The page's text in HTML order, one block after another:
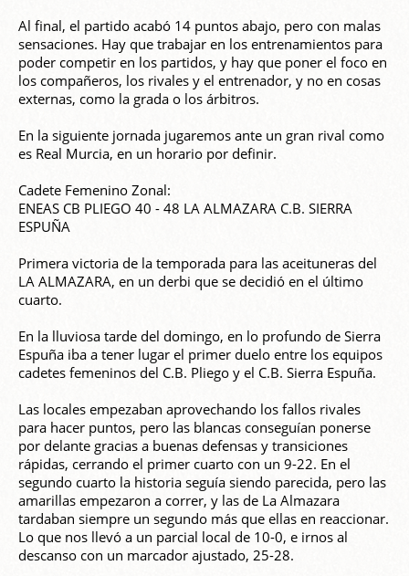
Al final, el partido acabó 14 puntos abajo, pero con malas
sensaciones. Hay que trabajar en los entrenamientos para
poder competir en los partidos, y hay que poner el foco en
los compañeros, los rivales y el entrenador, y no en cosas
externas, como la grada o los árbitros.
En la siguiente jornada jugaremos ante un gran rival como
es Real Murcia, en un horario por definir.
Cadete Femenino Zonal:
ENEAS CB PLIEGO 40 - 48 LA ALMAZARA C.B. SIERRA
ESPUÑA
Primera victoria de la temporada para las aceituneras del
LA ALMAZARA, en un derbi que se decidió en el último
cuarto.
En la lluviosa tarde del domingo, en lo profundo de Sierra
Espuña iba a tener lugar el primer duelo entre los equipos
cadetes femeninos del C.B. Pliego y el C.B. Sierra Espuña.
Las locales empezaban aprovechando los fallos rivales
para hacer puntos, pero las blancas conseguían ponerse
por delante gracias a buenas defensas y transiciones
rápidas, cerrando el primer cuarto con un 9-22. En el
segundo cuarto la historia seguía siendo parecida, pero las
amarillas empezaron a correr, y las de La Almazara
tardaban siempre un segundo más que ellas en reaccionar.
Lo que nos llevó a un parcial local de 10-0, e irnos al
descanso con un marcador ajustado, 25-28.